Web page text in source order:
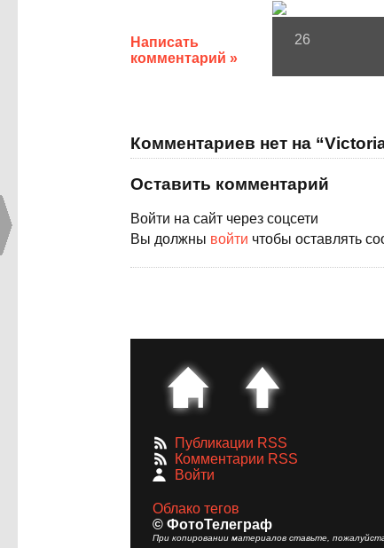
Написать
комментарий »
26
Комментариев нет на
Оставить комментарий
Войти на сайт через соцсети
Вы должны войти чтобы оставлять
Публикации RSS
Комментарии RSS
Войти
Облако тегов
© ФотоТелеграф
При копировании материалов ставьте,